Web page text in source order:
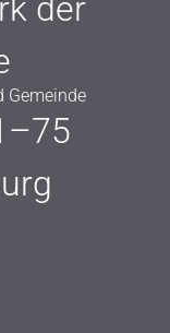
der
Gemeinde